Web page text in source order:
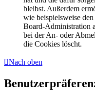
bleibst. Außerdem
wie beispielsweise
Board-Administration
bei der An- oder
die Cookies löscht.
Nach oben